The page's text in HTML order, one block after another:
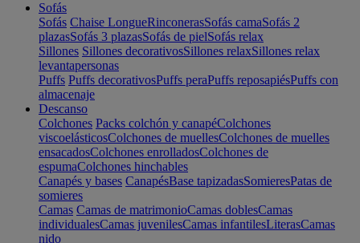
Sofás
Sofás Chaise LongueRinconerasSofás camaSofás 2
plazasSofás 3 plazasSofás de pielSofás relax
Sillones Sillones decorativosSillones relaxSillones relax
levantapersonas
Puffs Puffs decorativosPuffs peraPuffs reposapiésPuffs con
almacenaje
Descanso
Colchones Packs colchón y canapéColchones
viscoelásticosColchones de muellesColchones de muelles
ensacadosColchones enrolladosColchones de
espumaColchones hinchables
Canapés y bases CanapésBase tapizadasSomieresPatas de
somieres
Camas Camas de matrimonioCamas doblesCamas
individualesCamas juvenilesCamas infantilesLiterasCamas
nido